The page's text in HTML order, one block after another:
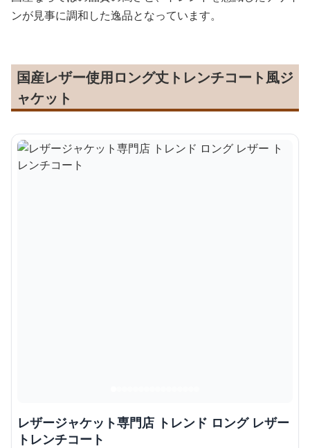
ンが見事に調和した逸品となっています。
国産レザー使用ロング丈トレンチコート風ジ
ャケット
レザージャケット専門店 トレンド ロング レザー
トレンチコート